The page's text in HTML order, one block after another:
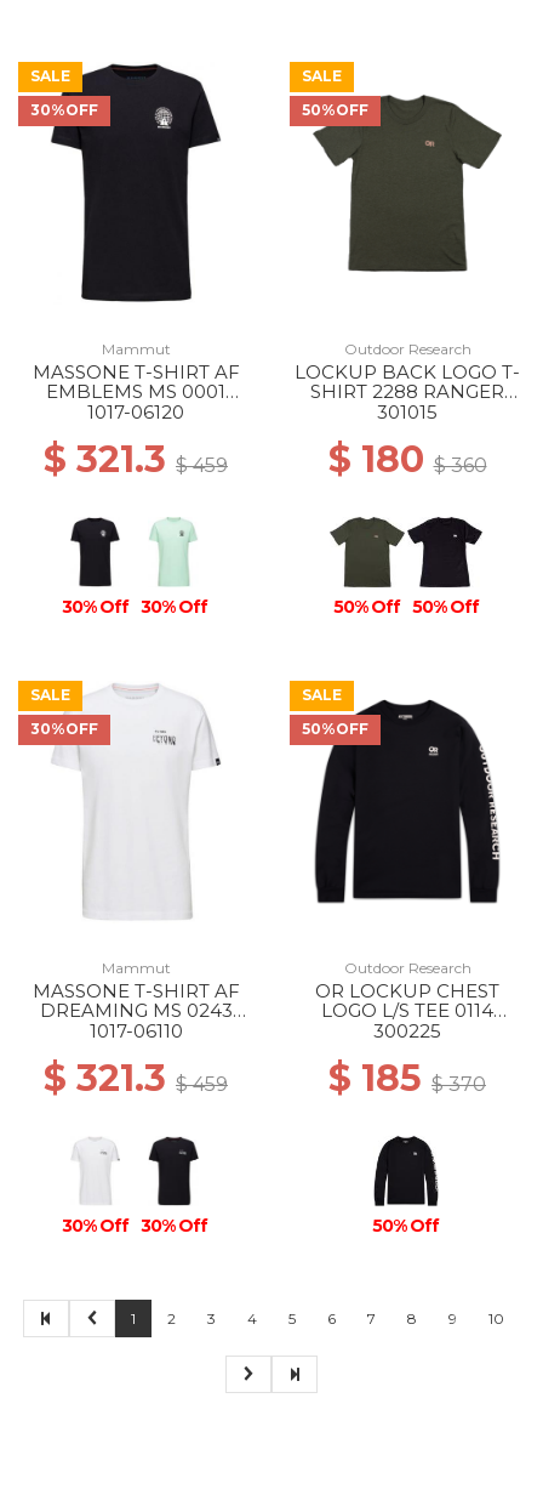
SALE
30%OFF
Mammut
MASSONE T-SHIRT AF
EMBLEMS MS 0001
BLACK
1017-06120
$ 321.3 $ 459
30% Off 30% Off
SALE
50%OFF
Outdoor Research
LOCKUP BACK LOGO T-
SHIRT 2288 RANGER
GREEN
301015
$ 180$ 360
50% Off 50% Off
SALE
30%OFF
Mammut
MASSONE T-SHIRT AF
DREAMING MS 0243
WHITE
1017-06110
$ 321.3 $ 459
30% Off 30% Off
SALE
50%OFF
Outdoor Research
OR LOCKUP CHEST
LOGO L/S TEE 0114
BLACK/WHITE
300225
$ 185 $ 370
50% Off
1 2 3 4 5 6 7 8 9 10